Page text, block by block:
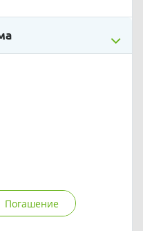
Погашение